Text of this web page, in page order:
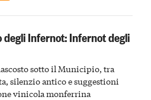
degli Infernot: Infernot degli
sotto il Municipio, tra
silenzio antico e suggestioni
vinicola monferrina